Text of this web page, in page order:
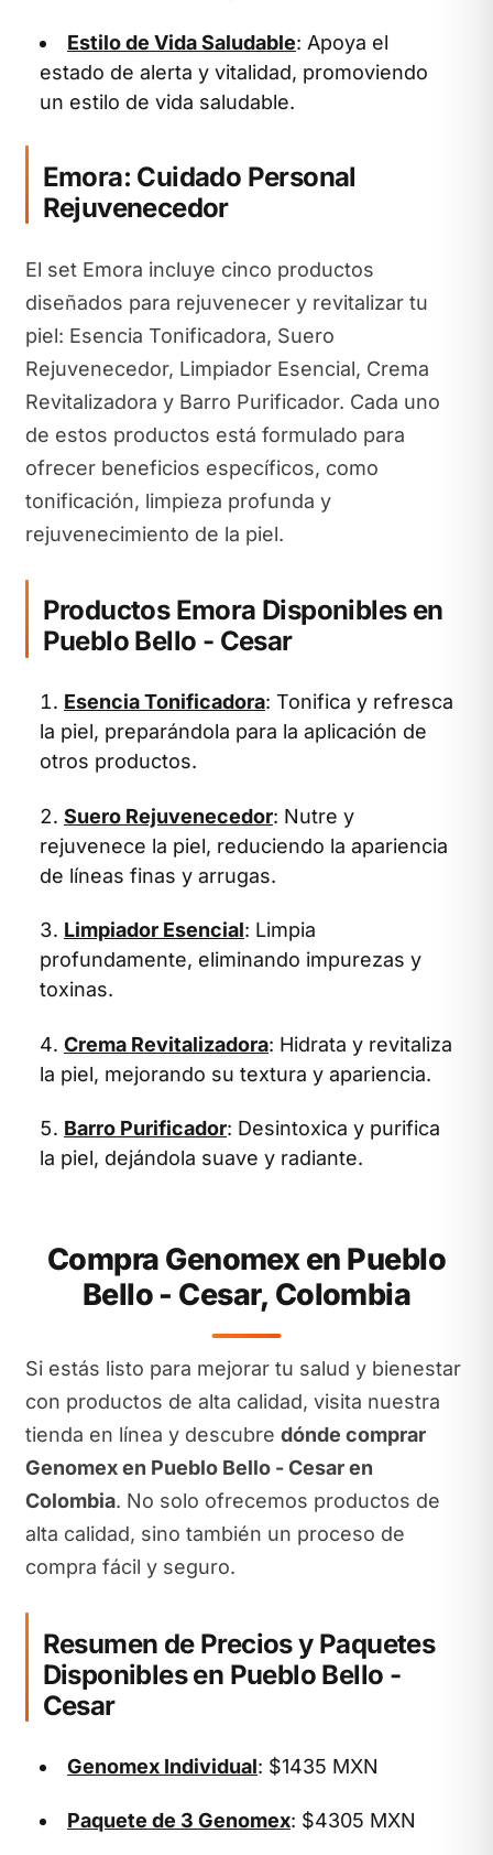
Estilo de Vida Saludable: Apoya el
estado de alerta y vitalidad, promoviendo
un estilo de vida saludable.
Emora: Cuidado Personal
Rejuvenecedor
El set Emora incluye cinco productos
diseñados para rejuvenecer y revitalizar tu
piel: Esencia Tonificadora, Suero
Rejuvenecedor, Limpiador Esencial, Crema
Revitalizadora y Barro Purificador. Cada uno
de estos productos está formulado para
ofrecer beneficios específicos, como
tonificación, limpieza profunda y
rejuvenecimiento de la piel.
Productos Emora Disponibles en
Pueblo Bello - Cesar
Esencia Tonificadora: Tonifica y refresca
la piel, preparándola para la aplicación de
otros productos.
Suero Rejuvenecedor: Nutre y
rejuvenece la piel, reduciendo la apariencia
de líneas finas y arrugas.
Limpiador Esencial: Limpia
profundamente, eliminando impurezas y
toxinas.
Crema Revitalizadora: Hidrata y revitaliza
la piel, mejorando su textura y apariencia.
Barro Purificador: Desintoxica y purifica
la piel, dejándola suave y radiante.
Compra Genomex en Pueblo
Bello - Cesar, Colombia
Si estás listo para mejorar tu salud y bienestar
con productos de alta calidad, visita nuestra
tienda en línea y descubre dónde comprar
Genomex en Pueblo Bello - Cesar en
Colombia. No solo ofrecemos productos de
alta calidad, sino también un proceso de
compra fácil y seguro.
Resumen de Precios y Paquetes
Disponibles en Pueblo Bello -
Cesar
Genomex Individual: $1435 MXN
Paquete de 3 Genomex: $4305 MXN